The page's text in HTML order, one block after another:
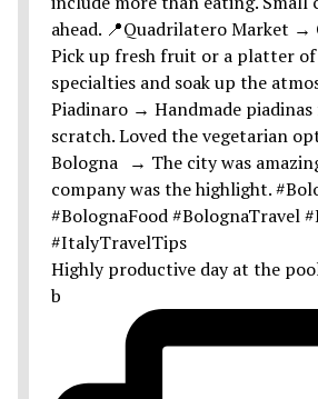
Highly productive day at the
b